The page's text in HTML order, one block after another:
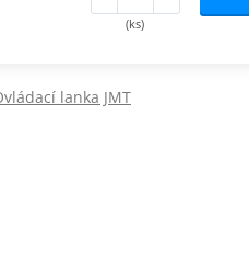
(ks)
lanka JMT